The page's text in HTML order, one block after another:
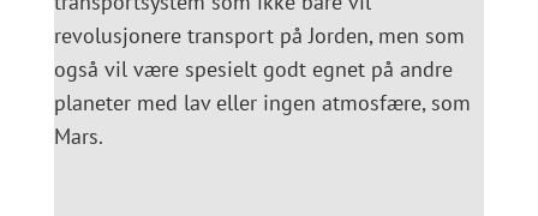
revolusjonere transport på Jorden, men som
også vil være spesielt godt egnet på andre
planeter med lav eller ingen atmosfære, som
Mars.